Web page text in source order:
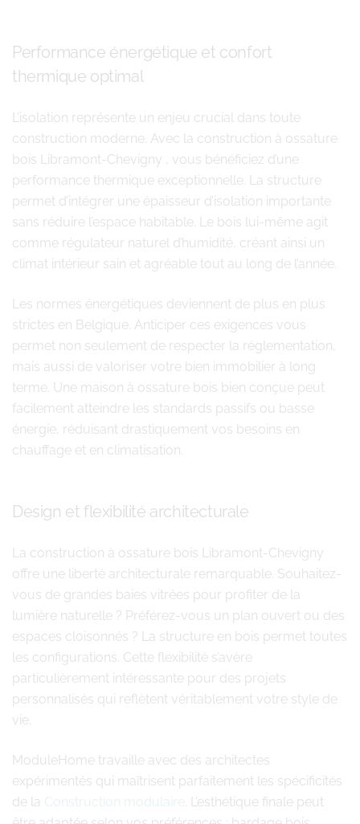
Performance énergétique et confort
thermique optimal
L’isolation représente un enjeu crucial dans toute
construction moderne. Avec la construction à ossature
bois Libramont-Chevigny , vous bénéficiez d’une
performance thermique exceptionnelle. La structure
permet d’intégrer une épaisseur d’isolation importante
sans réduire l’espace habitable. Le bois lui-même agit
comme régulateur naturel d’humidité, créant ainsi un
climat intérieur sain et agréable tout au long de l’année.
Les normes énergétiques deviennent de plus en plus
strictes en Belgique. Anticiper ces exigences vous
permet non seulement de respecter la réglementation,
mais aussi de valoriser votre bien immobilier à long
terme. Une maison à ossature bois bien conçue peut
facilement atteindre les standards passifs ou basse
énergie, réduisant drastiquement vos besoins en
chauffage et en climatisation.
Design et flexibilité architecturale
La construction à ossature bois Libramont-Chevigny
offre une liberté architecturale remarquable. Souhaitez-
vous de grandes baies vitrées pour profiter de la
lumière naturelle ? Préférez-vous un plan ouvert ou des
espaces cloisonnés ? La structure en bois permet toutes
les configurations. Cette flexibilité s’avère
particulièrement intéressante pour des projets
personnalisés qui reflètent véritablement votre style de
vie.
ModuleHome travaille avec des architectes
expérimentés qui maîtrisent parfaitement les spécificités
de la Construction modulaire. L’esthétique finale peut